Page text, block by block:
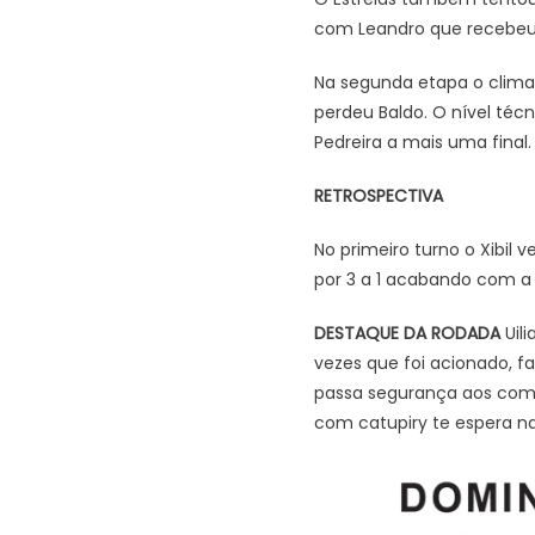
com Leandro que
Na segunda etapa o
perdeu Baldo. O nível
Pedreira a mais uma final.
RETROSPECTIVA
No primeiro turno o Xibil
por 3 a 1 acabando com
DESTAQUE DA RODADA
vezes que foi acionado,
passa segurança aos
com catupiry te espera